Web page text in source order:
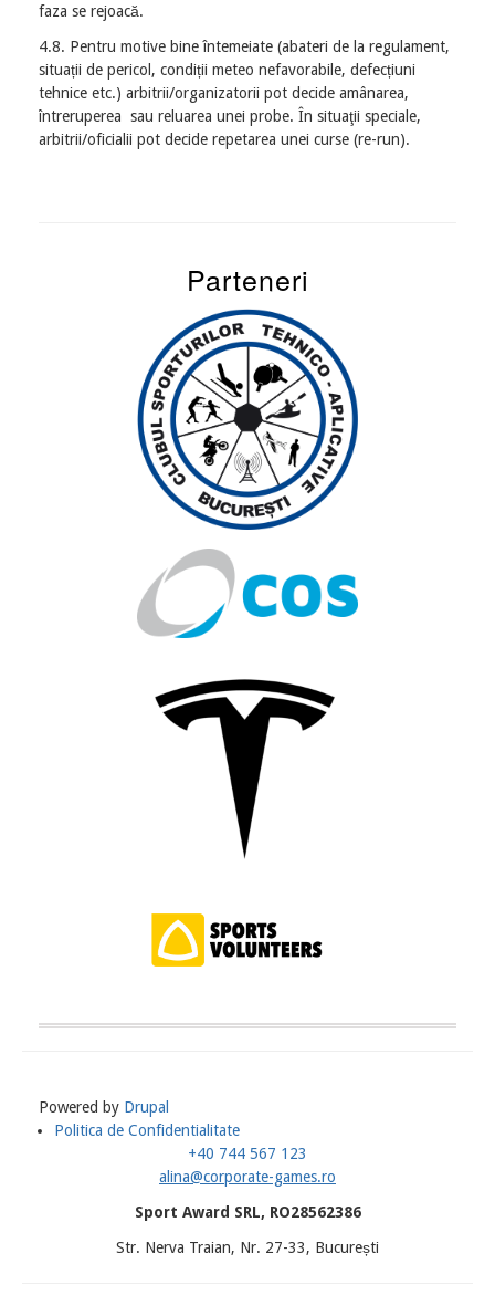
faza se rejoacă.
4.8. Pentru motive bine întemeiate (abateri de la regulament,
situații de pericol, condiții meteo nefavorabile, defecțiuni
tehnice etc.) arbitrii/organizatorii pot decide amânarea,
întreruperea sau reluarea unei probe. În situaţii speciale,
arbitrii/oficialii pot decide repetarea unei curse (re-run).
Parteneri
Powered by Drupal
Meniu
Politica de Confidentialitate
+40 744 567 123
alina@corporate-games.ro
Sport Award SRL, RO28562386
Str. Nerva Traian, Nr. 27-33, București